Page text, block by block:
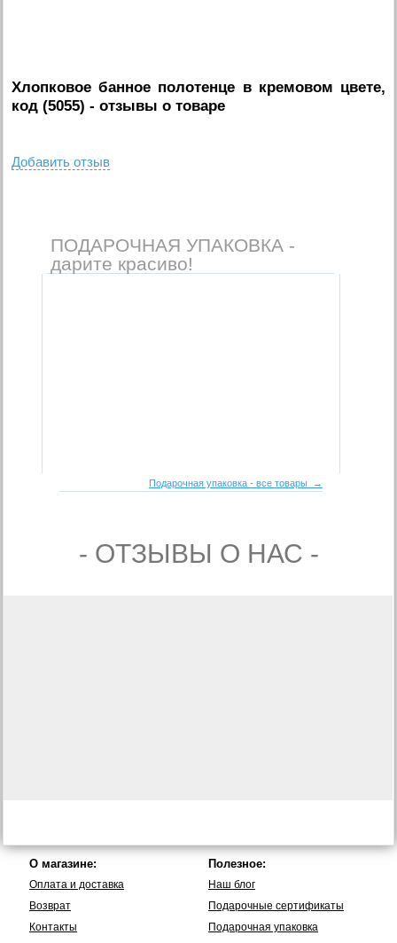
Хлопковое банное полотенце в кремовом цвете,
код (5055) - отзывы о товаре
Добавить отзыв
ПОДАРОЧНАЯ УПАКОВКА -
дарите красиво!
Подарочная упаковка - все товары →
- ОТЗЫВЫ О НАС -
О магазине:
Оплата и доставка
Возврат
Контакты
Полезное:
Наш блог
Подарочные сертификаты
Подарочная упаковка